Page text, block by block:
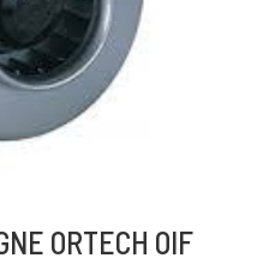
ORTECH OIF